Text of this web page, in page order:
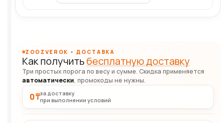
ZOOZVEROK • ДОСТАВКА
Как получитьбесплатную доставку
Три простых порога по весу и сумме. Скидка применяется
автоматически, промокоды не нужны.
0 ₸за доставку
при выполнении условий